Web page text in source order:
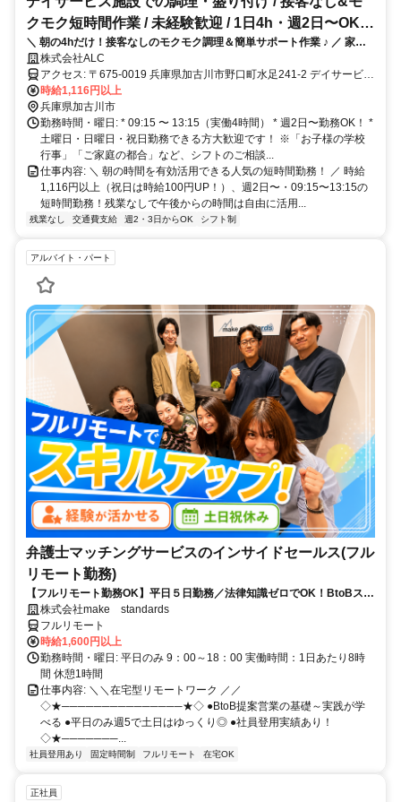
クモク短時間作業 / 未経験歓迎 / 1日4h・週2日〜OK /
車通勤可
＼ 朝の4hだけ！接客なしのモクモク調理＆簡単サポート作業 ♪ ／ 家事
の延長でできる簡単調理！1日4h×週2日〜で家庭やプライベートとの両
立もバッチリ◎
株式会社ALC
アクセス: 〒675-0019 兵庫県加古川市野口町水足241-2 デイサービス
センターあえるサテライト * 車通勤・バイク・自転車通勤OK、駐車
場完備！
時給1,116円以上
兵庫県加古川市
勤務時間・曜日: * 09:15 〜 13:15（実働4時間） * 週2日〜勤務OK！ *
土曜日・日曜日・祝日勤務できる方大歓迎です！ ※「お子様の学校
行事」「ご家庭の都合」など、シフトのご相談...
仕事内容: ＼ 朝の時間を有効活用できる人気の短時間勤務！ ／ 時給
1,116円以上（祝日は時給100円UP！）、週2日〜・09:15〜13:15の
短時間勤務！残業なしで午後からの時間は自由に活用...
残業なし 交通費支給 週2・3日からOK シフト制
アルバイト・パート
弁護士マッチングサービスのインサイドセールス(フル
リモート勤務)
【フルリモート勤務OK】平日５日勤務／法律知識ゼロでOK！BtoBスキ
ルが身につく営業職
株式会社make standards
フルリモート
時給1,600円以上
勤務時間・曜日: 平日のみ 9：00～18：00 実働時間：1日あたり8時
間 休憩1時間
仕事内容: ＼＼在宅型リモートワーク ／／
◇★───────────────★◇ ●BtoB提案営業の基礎～実践が学
べる ●平日のみ週5で土日はゆっくり◎ ●社員登用実績あり！
◇★───────...
社員登用あり 固定時間制 フルリモート 在宅OK
正社員